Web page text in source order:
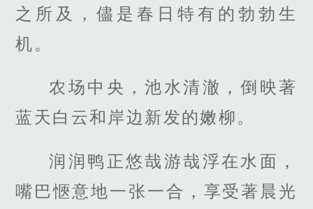
之所及，儘是春日特有的勃勃生
机。
农场中央，池水清澈，倒映著
蓝天白云和岸边新发的嫩柳。
润润鸭正悠哉游哉浮在水面，
嘴巴愜意地一张一合，享受著晨光